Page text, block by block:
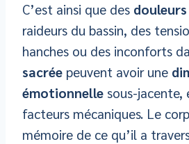
C’est ainsi que des
raideurs du bassin, des
hanches ou des inconforts
sacrée peuvent avoir une
émotionnelle sous-jacente,
facteurs mécaniques. Le
mémoire de ce qu’il a